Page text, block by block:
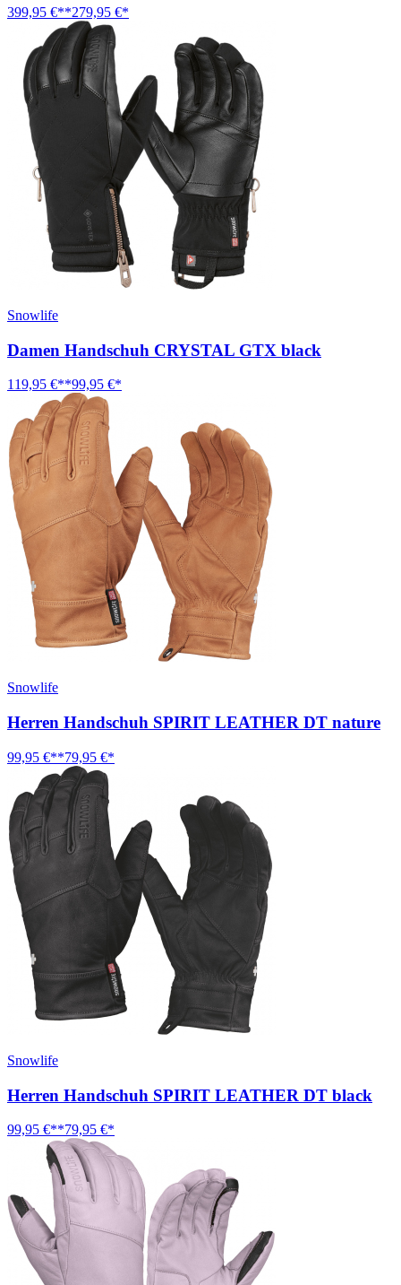
399,95 €**279,95 €*
Snowlife
Damen Handschuh CRYSTAL GTX black
119,95 €**99,95 €*
Snowlife
Herren Handschuh SPIRIT LEATHER DT nature
99,95 €**79,95 €*
Snowlife
Herren Handschuh SPIRIT LEATHER DT black
99,95 €**79,95 €*